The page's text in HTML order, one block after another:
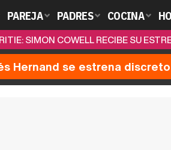
PAREJA PADRES COCINA
SIMON COWELL RECIBE SU
Hernand se estrena